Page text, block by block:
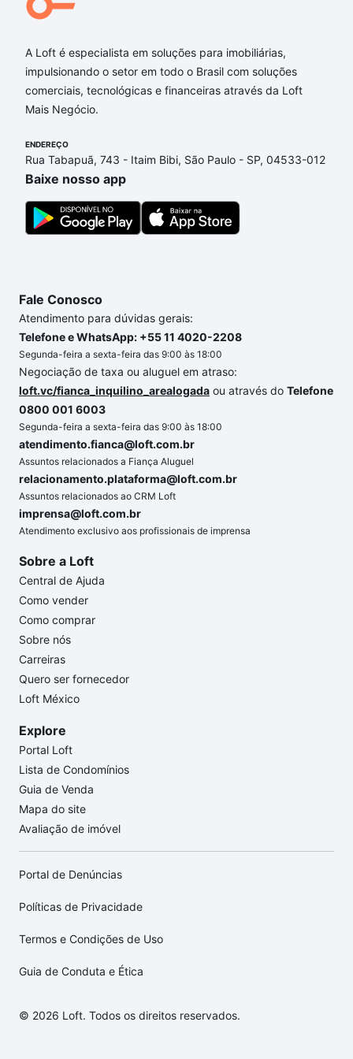
A Loft é especialista em soluções para imobiliárias,
impulsionando o setor em todo o Brasil com soluções
comerciais, tecnológicas e financeiras através da Loft
Mais Negócio.
ENDEREÇO
Rua Tabapuã, 743 - Itaim Bibi, São Paulo - SP, 04533-012
Baixe nosso app
Fale Conosco
Atendimento para dúvidas gerais:
Telefone e WhatsApp: +55 11 4020-2208
Segunda-feira a sexta-feira das 9:00 às 18:00
Negociação de taxa ou aluguel em atraso:
loft.vc/fianca_inquilino_arealogada ou através do Telefone
0800 001 6003
Segunda-feira a sexta-feira das 9:00 às 18:00
atendimento.fianca@loft.com.br
Assuntos relacionados a Fiança Aluguel
relacionamento.plataforma@loft.com.br
Assuntos relacionados ao CRM Loft
imprensa@loft.com.br
Atendimento exclusivo aos profissionais de imprensa
Sobre a Loft
Central de Ajuda
Como vender
Como comprar
Sobre nós
Carreiras
Quero ser fornecedor
Loft México
Explore
Portal Loft
Lista de Condomínios
Guia de Venda
Mapa do site
Avaliação de imóvel
Portal de Denúncias
Políticas de Privacidade
Termos e Condições de Uso
Guia de Conduta e Ética
© 2026 Loft. Todos os direitos reservados.